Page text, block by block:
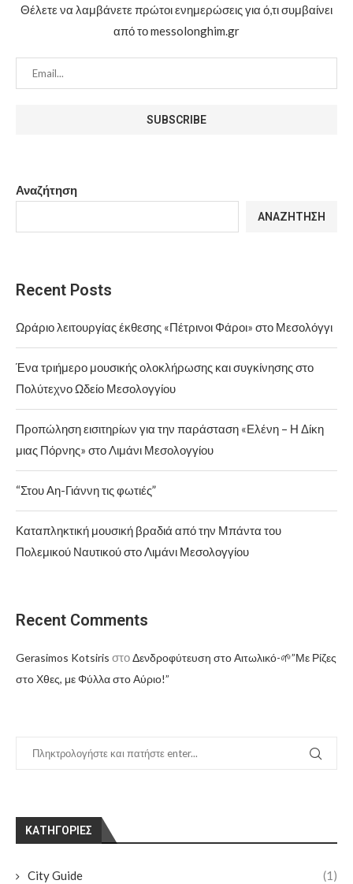
Αναζήτηση
ΑΝΑΖΉΤΗΣΗ
Recent Posts
Ωράριο λειτουργίας έκθεσης «Πέτρινοι Φάροι» στο Μεσολόγγι
Ένα τριήμερο μουσικής ολοκλήρωσης και συγκίνησης στο
Πολύτεχνο Ωδείο Μεσολογγίου
Προπώληση εισιτηρίων για την παράσταση «Ελένη – Η Δίκη
μιας Πόρνης» στο Λιμάνι Μεσολογγίου
“Στου Αη-Γιάννη τις φωτιές”
Καταπληκτική μουσική βραδιά από την Μπάντα του
Πολεμικού Ναυτικού στο Λιμάνι Μεσολογγίου
Recent Comments
Gerasimos Kotsiris στοΔενδροφύτευση στο Αιτωλικό-🌱”Με Ρίζες
στο Χθες, με Φύλλα στο Αύριο!”
KΑΤΗΓΟΡΊΕΣ
City Guide (1)
Θέλετε να λαμβάνετε πρώτοι ενημερώσεις για ό,τι συμβαίνει
από το messolonghim.gr